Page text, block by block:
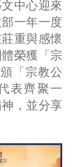
中心迎來
一年一度
重與感懷
榮獲「宗
「宗教公
表齊聚一
，並分享